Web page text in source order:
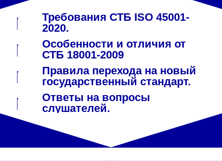
Требования СТБ ISO 45001-
2020.
Особенности и отличия от
СТБ 18001-2009
Правила перехода на новый
государственный стандарт.
Ответы на вопросы
слушателей.